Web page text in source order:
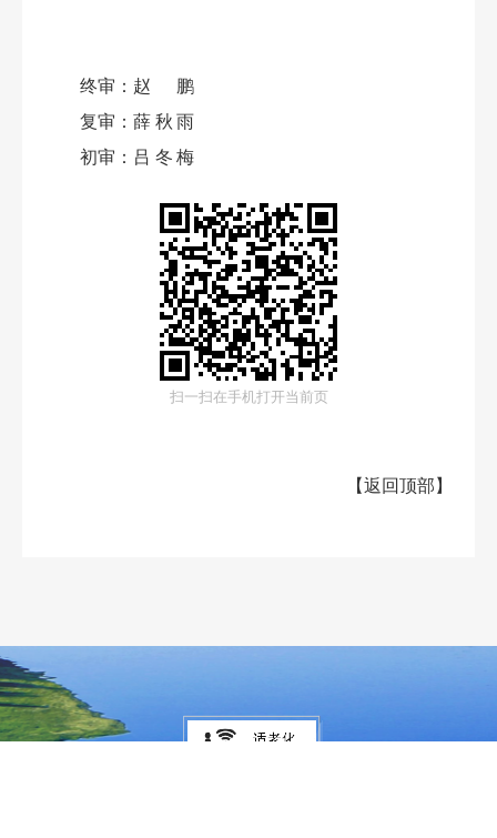
终审： 赵鹏
复审： 薛秋雨
初审： 吕冬梅
扫一扫在手机打开当前页
【返回顶部 】